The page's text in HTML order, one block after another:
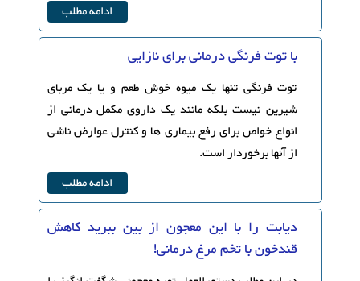
ادامه مطلب
با توت فرنگی درمانی برای نازایی
توت فرنگی تنها یک میوه خوش طعم و یا یک مربای
شیرین نیست بلکه مانند یک داروی مکمل درمانی از
انواع خواص برای رفع بیماری ها و کنترل عوارض ناشی
از آنها برخوردار است.
ادامه مطلب
دیابت را با این معجون از بین ببرید کاهش
قندخون با تخم مرغ درمانی!